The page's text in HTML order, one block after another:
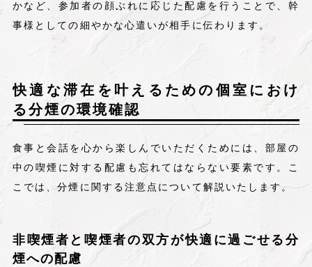
かなど、参加者の顔ぶれに応じた配慮を行うことで、幹
事様としての細やかな心遣いが相手に伝わります。
快適な滞在を叶えるための個室におけ
る分煙の環境確認
食事と会話を心から楽しんでいただくためには、部屋の
中の喫煙に対する配慮も忘れてはならない要素です。こ
こでは、分煙に関する注意点について解説いたします。
非喫煙者と喫煙者の双方が快適に過ごせる分
煙への配慮